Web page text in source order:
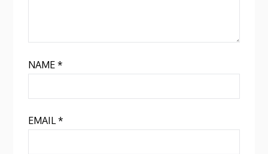
NAME*
EMAIL*